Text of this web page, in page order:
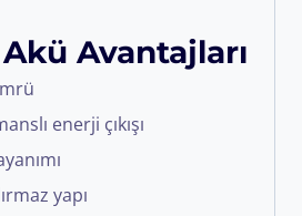
Avantajları
enerji çıkışı
yapı